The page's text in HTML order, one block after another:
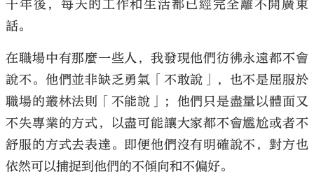
干年後，每天的工作和生活都已經完全離不開廣東
話。
在職場中有那麼一些人，我發現他們彷彿永遠都不會
說不。他們並非缺乏勇氣「不敢說」，也不是屈服於
職場的叢林法則「不能說」；他們只是盡量以體面又
不失專業的方式，以盡可能讓大家都不會尷尬或者不
舒服的方式去表達。即便他們沒有明確說不，對方也
依然可以捕捉到他們的不傾向和不偏好。